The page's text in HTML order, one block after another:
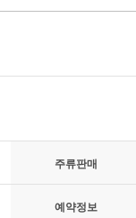
주류판매
예약정보